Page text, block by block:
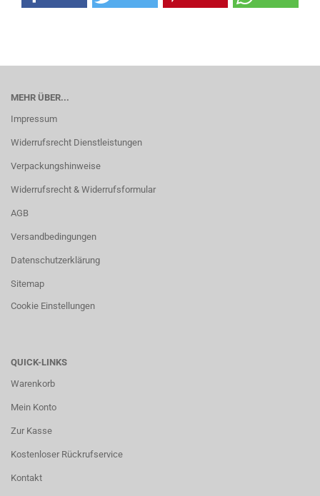
MEHR ÜBER...
Impressum
Widerrufsrecht Dienstleistungen
Verpackungshinweise
Widerrufsrecht & Widerrufsformular
AGB
Versandbedingungen
Datenschutzerklärung
Sitemap
Cookie Einstellungen
QUICK-LINKS
Warenkorb
Mein Konto
Zur Kasse
Kostenloser Rückrufservice
Kontakt